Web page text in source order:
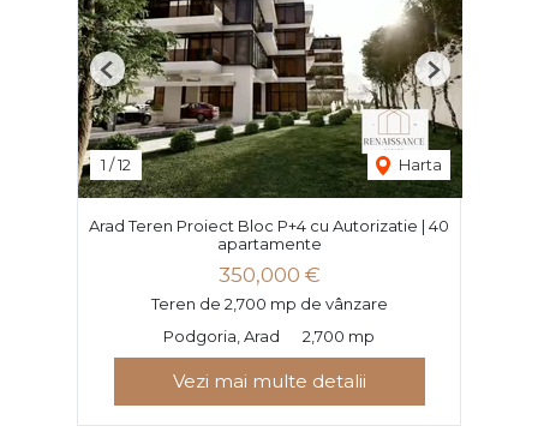
1 /12 Harta
Previous Next
Arad Teren Proiect Bloc P+4 cu Autorizatie | 40
apartamente
350,000 €
Teren de 2,700 mp de vânzare
Podgoria, Arad
2,700 mp
Vezi mai multe detalii